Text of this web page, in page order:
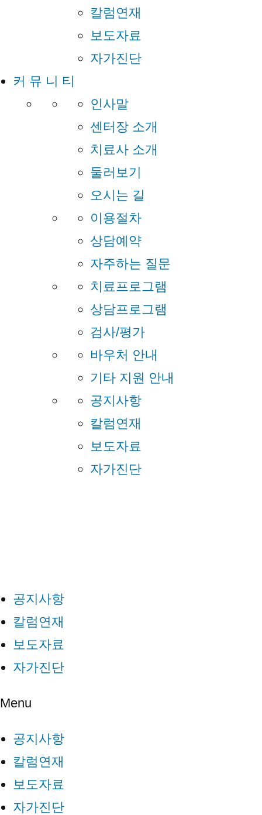
칼럼연재
보도자료
자가진단
커 뮤 니 티
인사말
센터장 소개
치료사 소개
둘러보기
오시는 길
이용절차
상담예약
자주하는 질문
치료프로그램
상담프로그램
검사/평가
바우처 안내
기타 지원 안내
공지사항
칼럼연재
보도자료
자가진단
공지사항
칼럼연재
보도자료
자가진단
Menu
공지사항
칼럼연재
보도자료
자가진단